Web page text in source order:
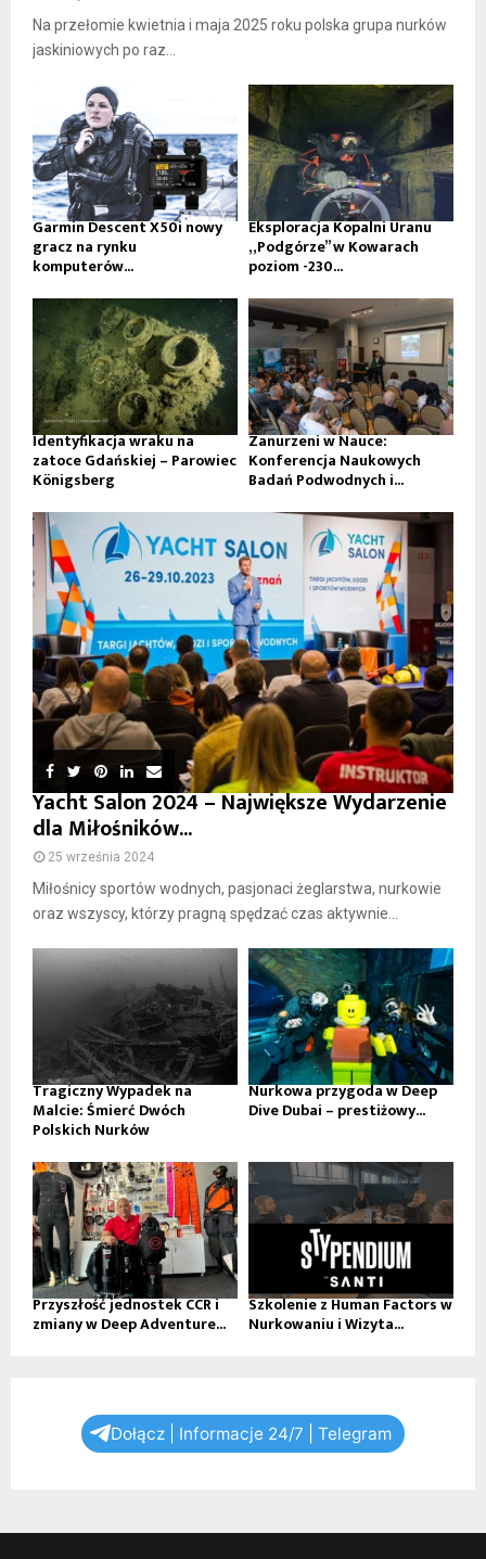
Na przełomie kwietnia i maja 2025 roku polska grupa nurków
jaskiniowych po raz...
Garmin Descent X50i nowy
gracz na rynku
komputerów...
Eksploracja Kopalni Uranu
„Podgórze” w Kowarach
poziom -230...
Identyfikacja wraku na
zatoce Gdańskiej – Parowiec
Königsberg
Zanurzeni w Nauce:
Konferencja Naukowych
Badań Podwodnych i...
Yacht Salon 2024 – Największe Wydarzenie
dla Miłośników...
25 września 2024
Miłośnicy sportów wodnych, pasjonaci żeglarstwa, nurkowie
oraz wszyscy, którzy pragną spędzać czas aktywnie...
Tragiczny Wypadek na
Malcie: Śmierć Dwóch
Polskich Nurków
Nurkowa przygoda w Deep
Dive Dubai – prestiżowy...
Przyszłość jednostek CCR i
zmiany w Deep Adventure...
Szkolenie z Human Factors w
Nurkowaniu i Wizyta...
Dołącz | Informacje 24/7 | Telegram